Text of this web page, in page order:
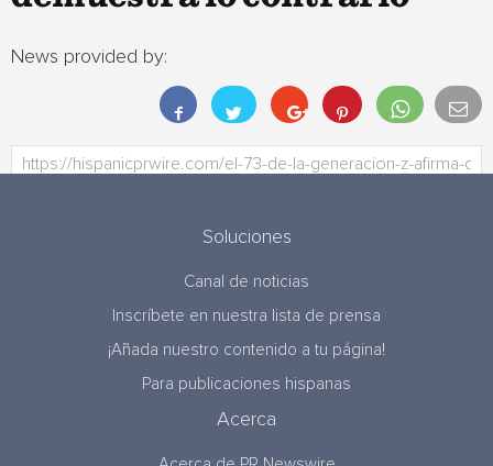
News provided by:
Soluciones
Canal de noticias
Inscríbete en nuestra lista de prensa
¡Añada nuestro contenido a tu página!
Para publicaciones hispanas
Acerca